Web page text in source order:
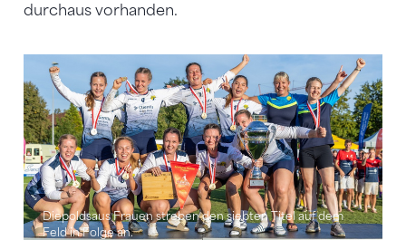
durchaus vorhanden.
Diepoldsaus Frauen streben den siebten Titel auf dem
Feld in Folge an.